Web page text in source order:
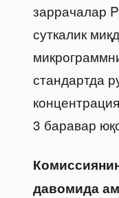
заррачалар
суткалик
стандартда
3 баравар
давомида